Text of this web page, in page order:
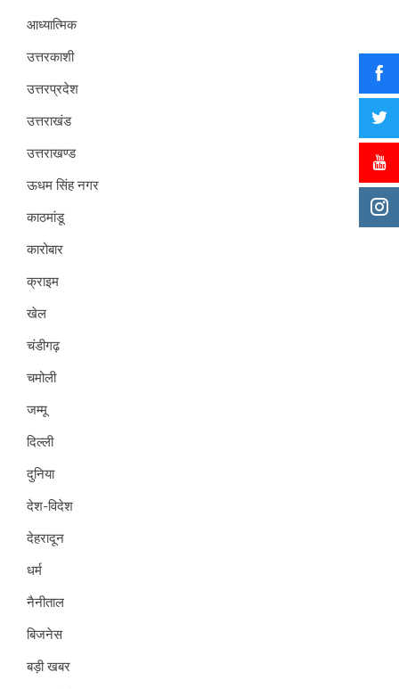
आध्यात्मिक
उत्तरकाशी
उत्तरप्रदेश
उत्तराखंड
उत्तराखण्ड
ऊधम सिंह नगर
काठमांडू
कारोबार
क्राइम
खेल
चंडीगढ़
चमोली
जम्मू
दिल्ली
दुनिया
देश-विदेश
देहरादून
धर्म
नैनीताल
बिजनेस
बड़ी खबर